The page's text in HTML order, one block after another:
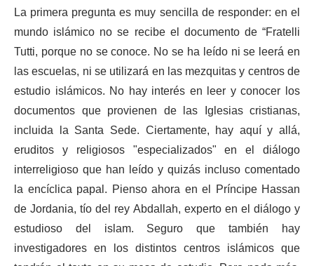
La primera pregunta es muy sencilla de responder: en el
mundo islámico no se recibe el documento de “Fratelli
Tutti, porque no se conoce. No se ha leído ni se leerá en
las escuelas, ni se utilizará en las mezquitas y centros de
estudio islámicos. No hay interés en leer y conocer los
documentos que provienen de las Iglesias cristianas,
incluida la Santa Sede. Ciertamente, hay aquí y allá,
eruditos y religiosos "especializados" en el diálogo
interreligioso que han leído y quizás incluso comentado
la encíclica papal. Pienso ahora en el Príncipe Hassan
de Jordania, tío del rey Abdallah, experto en el diálogo y
estudioso del islam. Seguro que también hay
investigadores en los distintos centros islámicos que